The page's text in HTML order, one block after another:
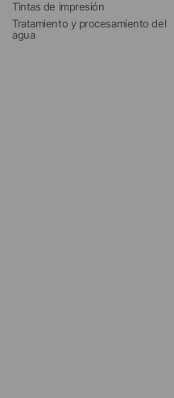
Tintas de impresión
Tratamiento y procesamiento del
agua